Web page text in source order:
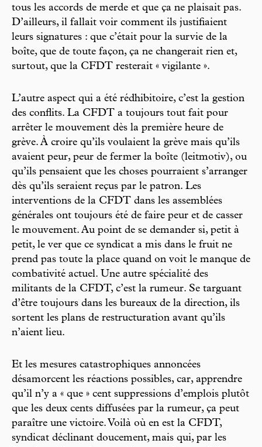
tous les accords de merde et que ça ne plaisait pas.
D’ailleurs, il fallait voir comment ils justifiaient
leurs signatures : que c’était pour la survie de la
boîte, que de toute façon, ça ne changerait rien et,
surtout, que la CFDT resterait « vigilante ».
L’autre aspect qui a été rédhibitoire, c’est la gestion
des conflits. La CFDT a toujours tout fait pour
arrêter le mouvement dès la première heure de
grève. À croire qu’ils voulaient la grève mais qu’ils
avaient peur, peur de fermer la boîte (leitmotiv), ou
qu’ils pensaient que les choses pourraient s’arranger
dès qu’ils seraient reçus par le patron. Les
interventions de la CFDT dans les assemblées
générales ont toujours été de faire peur et de casser
le mouvement. Au point de se demander si, petit à
petit, le ver que ce syndicat a mis dans le fruit ne
prend pas toute la place quand on voit le manque de
combativité actuel. Une autre spécialité des
militants de la CFDT, c’est la rumeur. Se targuant
d’être toujours dans les bureaux de la direction, ils
sortent les plans de restructuration avant qu’ils
n’aient lieu.
Et les mesures catastrophiques annoncées
désamorcent les réactions possibles, car, apprendre
qu’il n’y a « que » cent suppressions d’emplois plutôt
que les deux cents diffusées par la rumeur, ça peut
paraître une victoire. Voilà où en est la CFDT,
syndicat déclinant doucement, mais qui, par les